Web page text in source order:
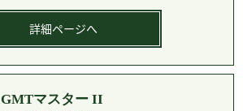
詳細ページへ
GMTマスター II